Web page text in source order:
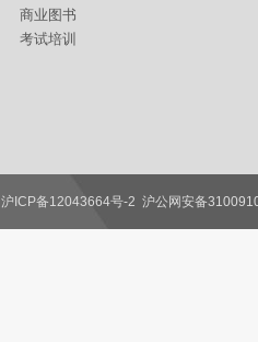
商业图书
考试培训
沪ICP备12043664号-2 沪公网安备